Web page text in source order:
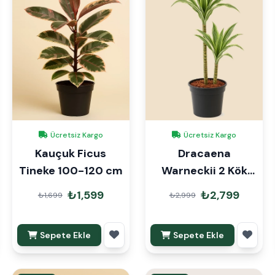
Ücretsiz Kargo
Kauçuk Ficus
Tineke 100-120 cm
₺1,699 ₺1,599
Sepete Ekle
Ücretsiz Kargo
Dracaena
Warneckii 2 Kök
90cm
₺2,999 ₺2,799
Sepete Ekle